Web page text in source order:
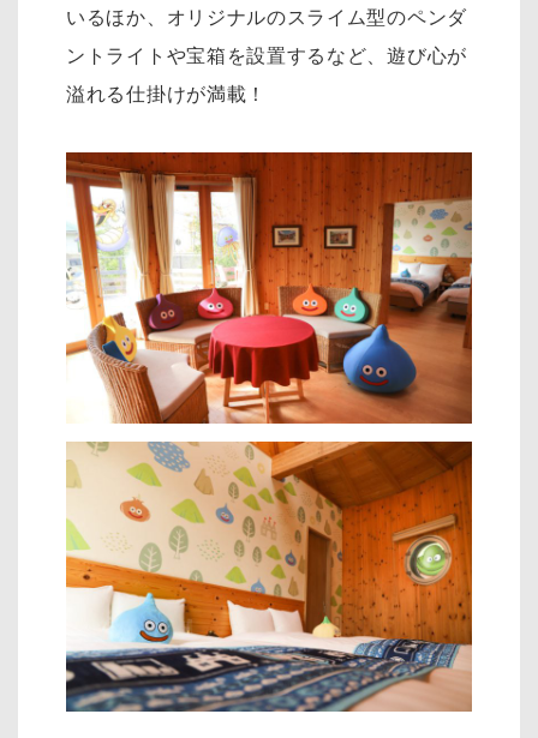
いるほか、オリジナルのスライム型のペンダ
ントライトや宝箱を設置するなど、遊び心が
溢れる仕掛けが満載！